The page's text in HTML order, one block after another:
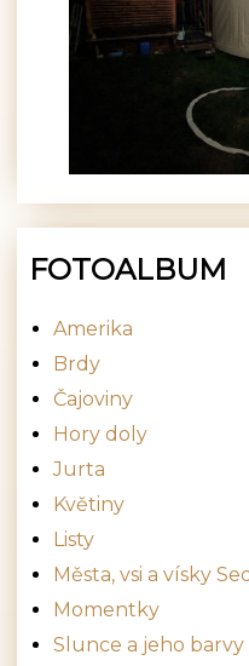
FOTOALBUM
Amerika
Brdy
Čajoviny
Hory doly
Jurta
Květiny
Listy
Města, vsi a vísky
Momentky
Slunce a jeho barvy